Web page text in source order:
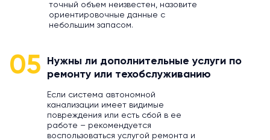
точный объем неизвестен, назовите
ориентировочные данные с
небольшим запасом.
05
Нужны ли дополнительные услуги по
ремонту или техобслуживанию
Если система автономной
канализации имеет видимые
повреждения или есть сбой в ее
работе – рекомендуется
воспользоваться услугой ремонта и